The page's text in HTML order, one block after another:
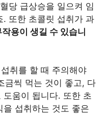
당 급상승을 일으켜 임
또한 초콜릿 섭취가 과
용이 생길 수 있습니
취를 할 때 주의해야
금씩 먹는 것이 좋고, 다
움이 됩니다. 또한 초
섭취하는 것도 좋은